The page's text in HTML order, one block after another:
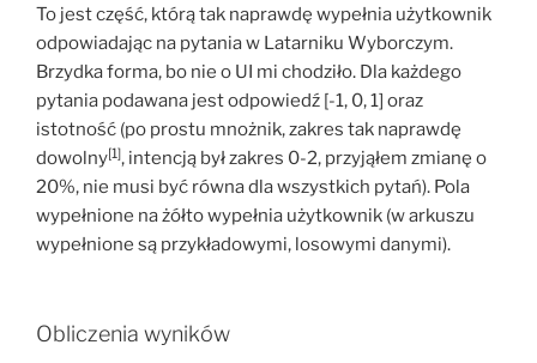
To jest część, którą tak naprawdę wypełnia użytkownik
odpowiadając na pytania w Latarniku Wyborczym.
Brzydka forma, bo nie o UI mi chodziło. Dla każdego
pytania podawana jest odpowiedź [-1, 0, 1] oraz
istotność (po prostu mnożnik, zakres tak naprawdę
dowolny[1], intencją był zakres 0-2, przyjąłem zmianę o
20%, nie musi być równa dla wszystkich pytań). Pola
wypełnione na żółto wypełnia użytkownik (w arkuszu
wypełnione są przykładowymi, losowymi danymi).
Obliczenia wyników